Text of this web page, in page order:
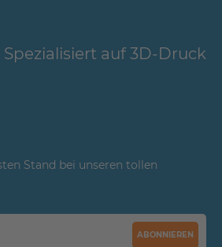
Spezialisiert auf 3D-Druck
Stand bei unseren tollen
ABONNIEREN